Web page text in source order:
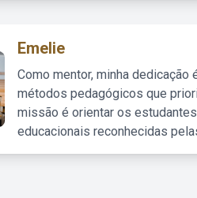
Emelie
Como mentor, minha
métodos pedagógicos que
missão é orientar os
educacionais reconhecidas